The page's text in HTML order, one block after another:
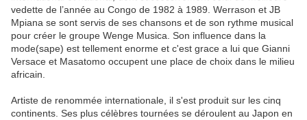
vedette de l’année au Congo de 1982 à 1989. Werrason et JB
Mpiana se sont servis de ses chansons et de son rythme musical
pour créer le groupe Wenge Musica. Son influence dans la
mode(sape) est tellement enorme et c'est grace a lui que Gianni
Versace et Masatomo occupent une place de choix dans le milieu
africain.
Artiste de renommée internationale, il s'est produit sur les cinq
continents. Ses plus célèbres tournées se déroulent au Japon en